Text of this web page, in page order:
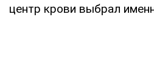
центр крови выбрал